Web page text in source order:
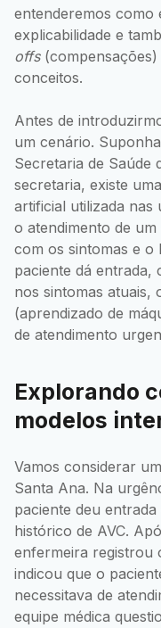
entenderemos como
explicabilidade e
offs(compensações)
conceitos.
Antes de
um cenário.
Secretaria de Saúde
secretaria, existe
artificial utilizada nas
o atendimento de
com os sintomas e o
paciente dá entrada,
nos sintomas atuais,
(aprendizado de
de atendimento
Explorando
modelos
Vamos considerar
Santa Ana. Na
paciente deu
histórico de AVC.
enfermeira registrou
indicou que o
necessitava de
equipe médica